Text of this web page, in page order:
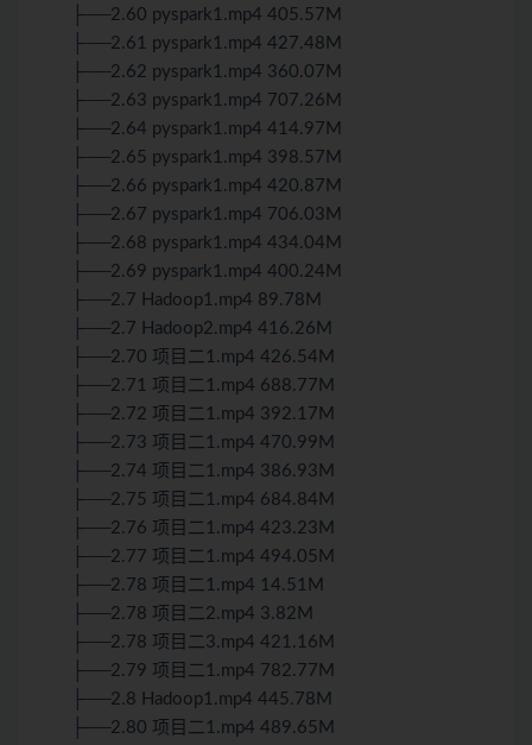
├──2.60 pyspark1.mp4 405.57M
├──2.61 pyspark1.mp4 427.48M
├──2.62 pyspark1.mp4 360.07M
├──2.63 pyspark1.mp4 707.26M
├──2.64 pyspark1.mp4 414.97M
├──2.65 pyspark1.mp4 398.57M
├──2.66 pyspark1.mp4 420.87M
├──2.67 pyspark1.mp4 706.03M
├──2.68 pyspark1.mp4 434.04M
├──2.69 pyspark1.mp4 400.24M
├──2.7 Hadoop1.mp4 89.78M
├──2.7 Hadoop2.mp4 416.26M
├──2.70 项目二1.mp4 426.54M
├──2.71 项目二1.mp4 688.77M
├──2.72 项目二1.mp4 392.17M
├──2.73 项目二1.mp4 470.99M
├──2.74 项目二1.mp4 386.93M
├──2.75 项目二1.mp4 684.84M
├──2.76 项目二1.mp4 423.23M
├──2.77 项目二1.mp4 494.05M
├──2.78 项目二1.mp4 14.51M
├──2.78 项目二2.mp4 3.82M
├──2.78 项目二3.mp4 421.16M
├──2.79 项目二1.mp4 782.77M
├──2.8 Hadoop1.mp4 445.78M
├──2.80 项目二1.mp4 489.65M